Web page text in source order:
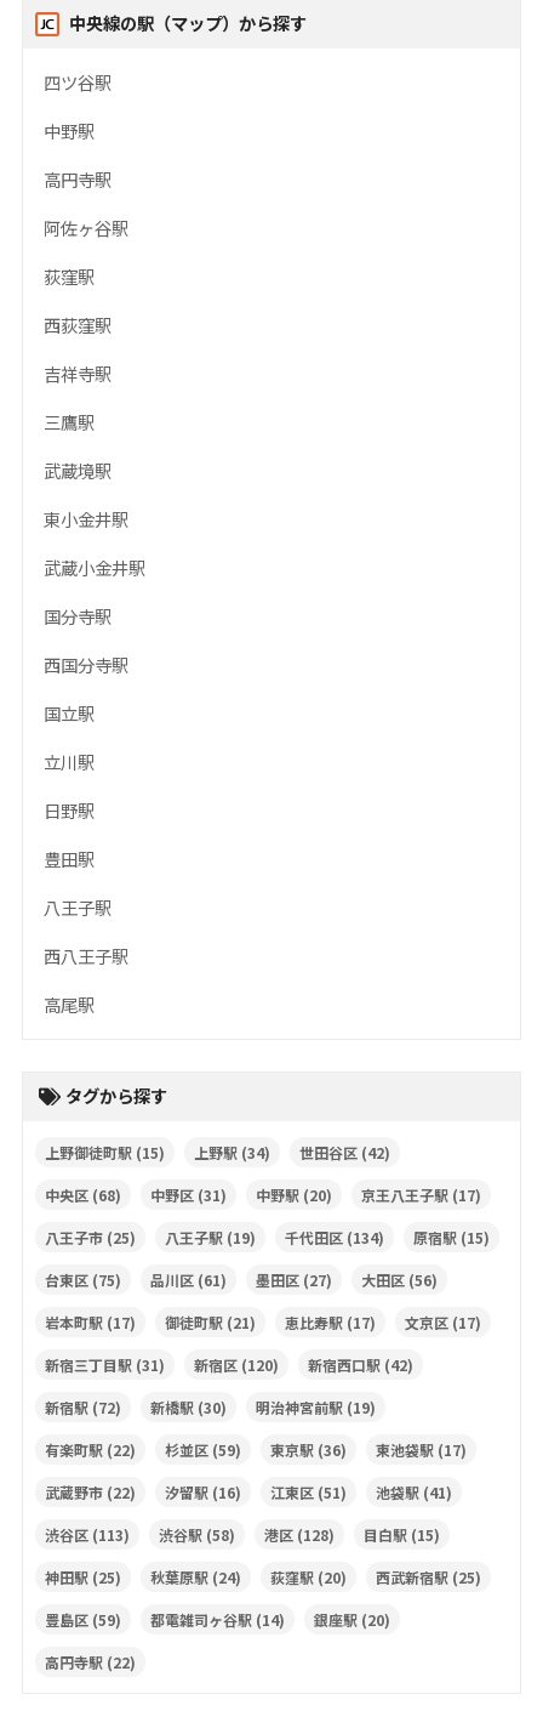
中央線の駅（マップ）から探す
四ツ谷駅
中野駅
高円寺駅
阿佐ヶ谷駅
荻窪駅
西荻窪駅
吉祥寺駅
三鷹駅
武蔵境駅
東小金井駅
武蔵小金井駅
国分寺駅
西国分寺駅
国立駅
立川駅
日野駅
豊田駅
八王子駅
西八王子駅
高尾駅
タグから探す
上野御徒町駅 (15) 上野駅 (34) 世田谷区(42)
中央区(68) 中野区(31) 中野駅 (20) 京王八王子駅 (17)
八王子市(25) 八王子駅 (19) 千代田区(134) 原宿駅 (15)
台東区(75) 品川区(61) 墨田区(27) 大田区(56)
岩本町駅 (17) 御徒町駅 (21) 恵比寿駅 (17) 文京区(17)
新宿三丁目駅 (31) 新宿区(120) 新宿西口駅 (42)
新宿駅 (72) 新橋駅 (30) 明治神宮前駅 (19)
有楽町駅 (22) 杉並区(59) 東京駅 (36) 東池袋駅 (17)
武蔵野市(22) 汐留駅 (16) 江東区(51) 池袋駅 (41)
渋谷区(113) 渋谷駅 (58) 港区(128) 目白駅 (15)
神田駅 (25) 秋葉原駅 (24) 荻窪駅 (20) 西武新宿駅 (25)
豊島区(59) 都電雑司ヶ谷駅 (14) 銀座駅 (20)
高円寺駅 (22)